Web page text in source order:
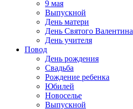
9 мая
Выпускной
День матери
День Святого Валентина
День учителя
Повод
День рождения
Свадьба
Рождение ребенка
Юбилей
Новоселье
Выпускной